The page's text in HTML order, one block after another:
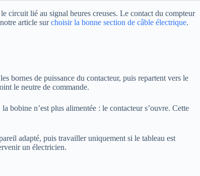
circuit lié au signal heures creuses. Le contact du compteur
article surchoisir la bonne section de câble électrique.
bornes de puissance du contacteur, puis repartent vers le
le neutre de commande.
bobine n’est plus alimentée : le contacteur s’ouvre. Cette
adapté, puis travailler uniquement si le tableau est
un électricien.